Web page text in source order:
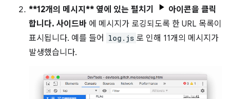
**12개의 메시지** 옆에 있는 펼치기
아이콘을 클릭
합니다. 사이드바 에 메시지가 로깅되도록 한 URL 목록이
표시됩니다. 예를 들어
log.js 로 인해 11개의 메시지가
발생했습니다.